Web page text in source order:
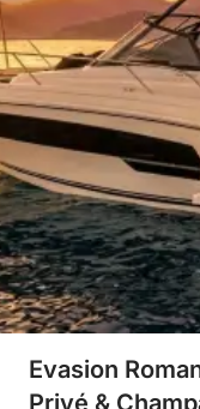
Evasion
Privé &